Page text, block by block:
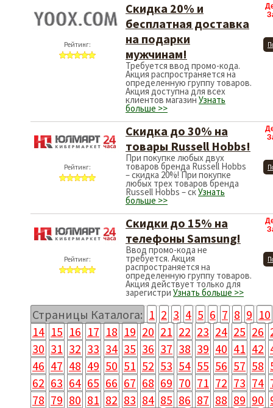
Рейтинг:
Скидка 20% и
бесплатная доставка
на подарки
мужчинам!
Требуется ввод промо-кода.
Акция распространяется на
определенную группу товаров.
Акция доступна для всех
клиентов магазин Узнать
больше >>
Рейтинг:
Скидка до 30% на
товары Russell Hobbs!
При покупке любых двух
товаров бренда Russell Hobbs
– скидка 20%! При покупке
любых трех товаров бренда
Russell Hobbs – скУзнать
больше >>
Рейтинг:
Скидки до 15% на
телефоны Samsung!
Ввод промо-кода не
требуется. Акция
распространяется на
определенную группу товаров.
Акция действует только для
зарегистри Узнать больше >>
Страницы Каталога: 1 2 3 4 5 6 7 8 9 10
14 15 16 17 18 19 20 21 22 23 24 25 26
30 31 32 33 34 35 36 37 38 39 40 41 42
46 47 48 49 50 51 52 53 54 55 56 57 58
62 63 64 65 66 67 68 69 70 71 72 73 74
78 79 80 81 82 83 84 85 86 87 88 89 90